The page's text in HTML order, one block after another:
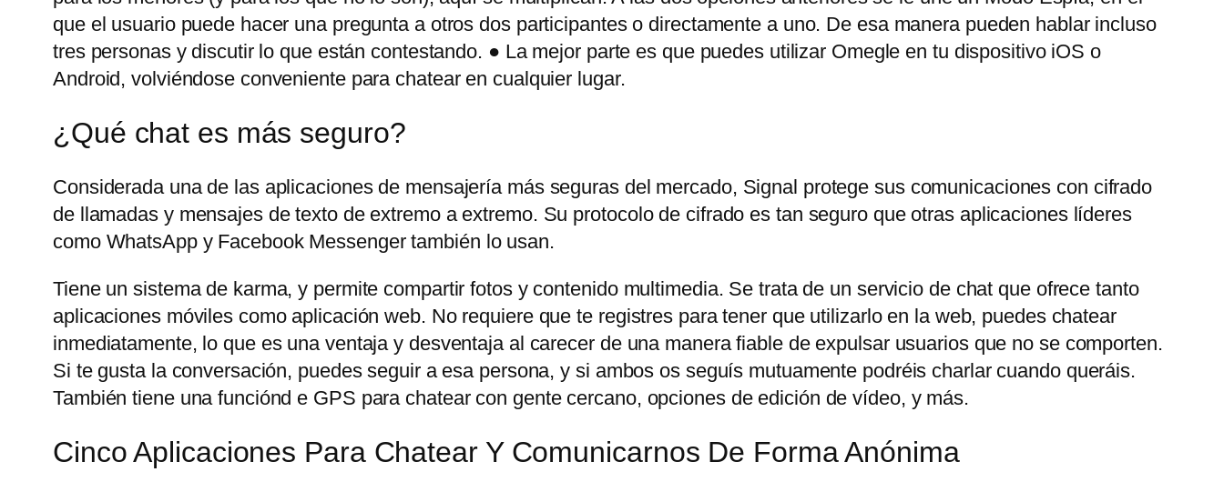
que el usuario puede hacer una pregunta a otros dos participantes o directamente a uno. De esa manera pueden hablar incluso
tres personas y discutir lo que están contestando. ● La mejor parte es que puedes utilizar Omegle en tu dispositivo iOS o
Android, volviéndose conveniente para chatear en cualquier lugar.
¿Qué chat es más seguro?
Considerada una de las aplicaciones de mensajería más seguras del mercado, Signal protege sus comunicaciones con cifrado
de llamadas y mensajes de texto de extremo a extremo. Su protocolo de cifrado es tan seguro que otras aplicaciones líderes
como WhatsApp y Facebook Messenger también lo usan.
Tiene un sistema de karma, y permite compartir fotos y contenido multimedia. Se trata de un servicio de chat que ofrece tanto
aplicaciones móviles como aplicación web. No requiere que te registres para tener que utilizarlo en la web, puedes chatear
inmediatamente, lo que es una ventaja y desventaja al carecer de una manera fiable de expulsar usuarios que no se comporten.
Si te gusta la conversación, puedes seguir a esa persona, y si ambos os seguís mutuamente podréis charlar cuando queráis.
También tiene una funciónd e GPS para chatear con gente cercano, opciones de edición de vídeo, y más.
Cinco Aplicaciones Para Chatear Y Comunicarnos De Forma Anónima